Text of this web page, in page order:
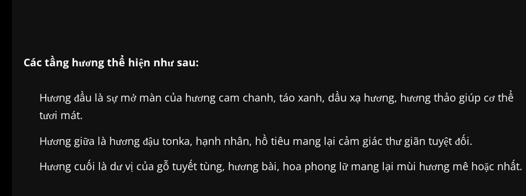
Các tầng hương thể hiện như sau:
Hương đầu là sự mở màn của hương cam chanh, táo xanh, dầu xạ hương, hương thảo giúp cơ thể
tươi mát.
Hương giữa là hương đậu tonka, hạnh nhân, hồ tiêu mang lại cảm giác thư giãn tuyệt đối.
Hương cuối là dư vị của gỗ tuyết tùng, hương bài, hoa phong lữ mang lại mùi hương mê hoặc nhất.